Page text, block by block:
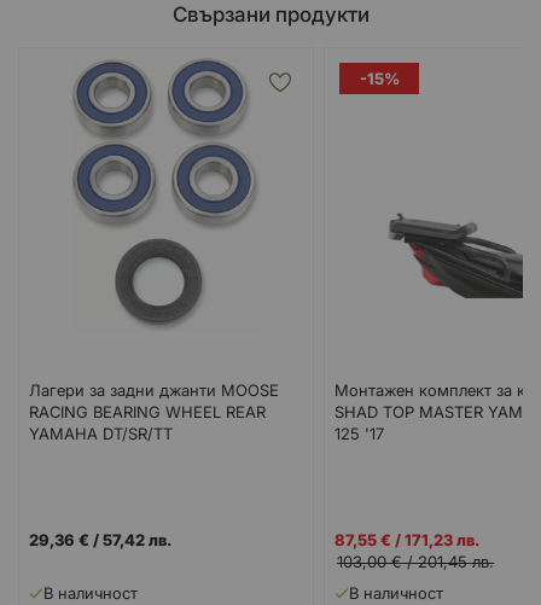
Свързани продукти
Лагери за задни джанти MOOSE
RACING BEARING WHEEL REAR
YAMAHA DT/SR/TT
29,36 € /57,42 лв.
В наличност
-15%
Монтажен комплект за
SHAD TOP MASTER
125 '17
Промо
цена
87,55 € /171,23 лв.
103,00 €/201,45 лв.
В наличност